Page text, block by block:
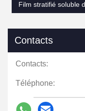
Film stratifié soluble
Contacts
Contacts:
Téléphone: